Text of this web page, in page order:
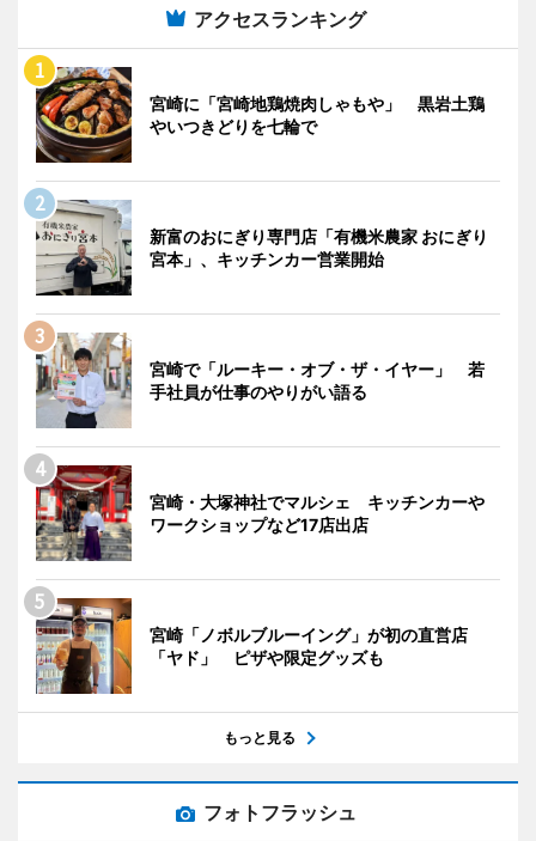
アクセスランキング
宮崎に「宮崎地鶏焼肉しゃもや」 黒岩土鶏
やいつきどりを七輪で
新富のおにぎり専門店「有機米農家 おにぎり
宮本」、キッチンカー営業開始
宮崎で「ルーキー・オブ・ザ・イヤー」 若
手社員が仕事のやりがい語る
宮崎・大塚神社でマルシェ キッチンカーや
ワークショップなど17店出店
宮崎「ノボルブルーイング」が初の直営店
「ヤド」 ピザや限定グッズも
もっと見る
フォトフラッシュ